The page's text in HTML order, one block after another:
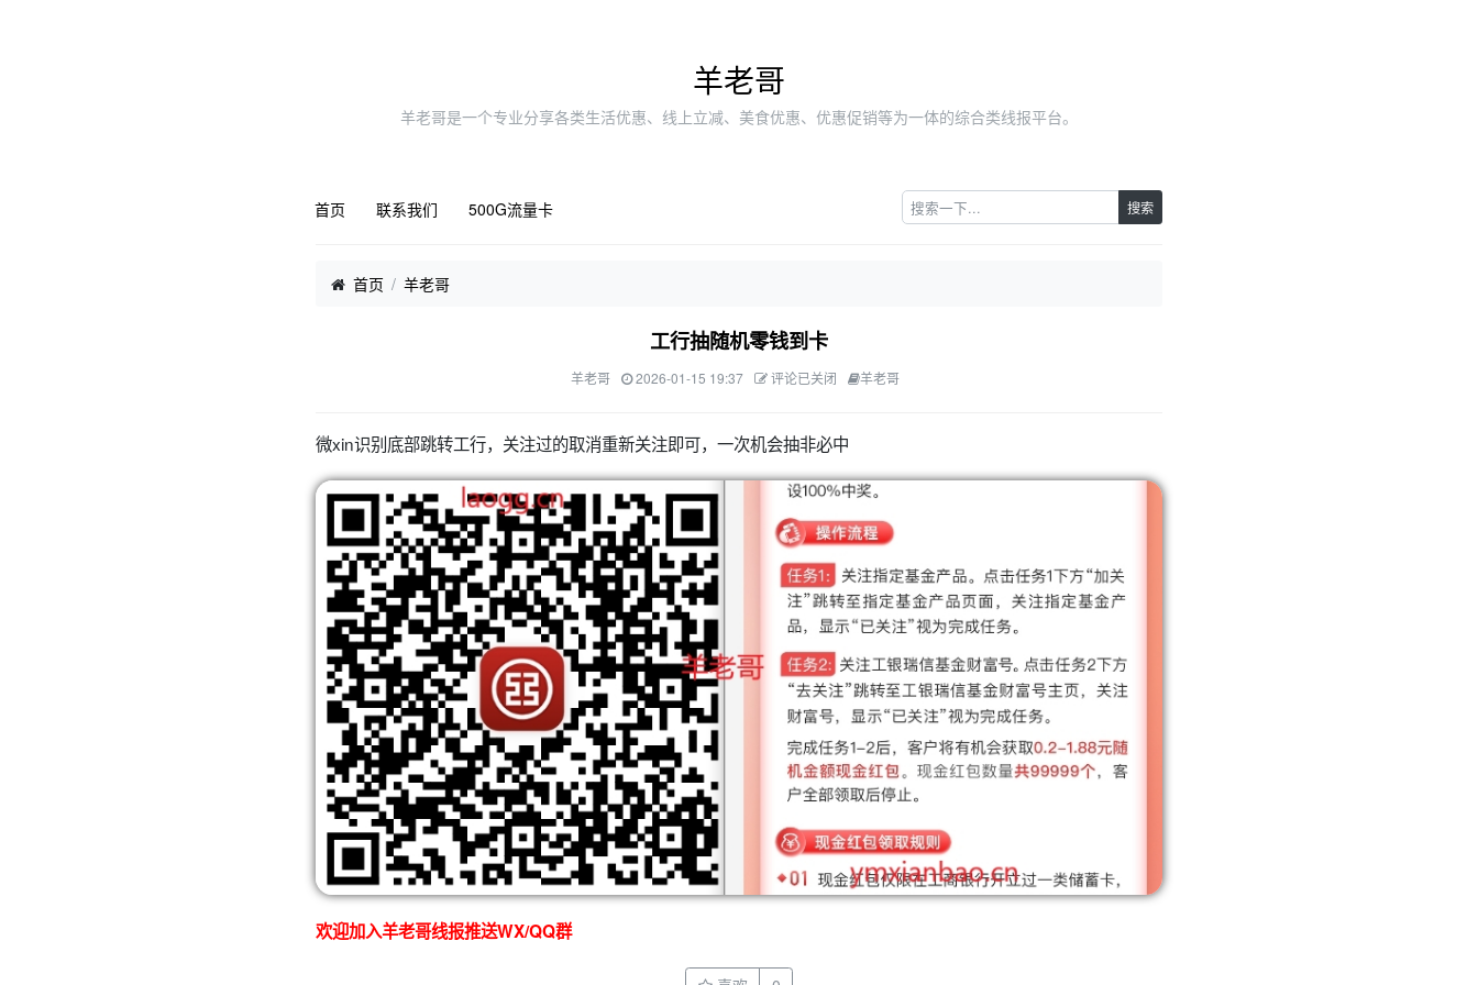
羊老哥
羊老哥是一个专业分享各类生活优惠、线上立减、美食优惠、优惠促销等为一体的综合类线报平台。
首页 联系我们 500G流量卡 搜索
首页 羊老哥
工行抽随机零钱到卡
羊老哥 2026-01-15 19:37 评论已关闭 羊老哥
微xin识别底部跳转工行，关注过的取消重新关注即可，一次机会抽非必中
欢迎加入羊老哥线报推送WX/QQ群